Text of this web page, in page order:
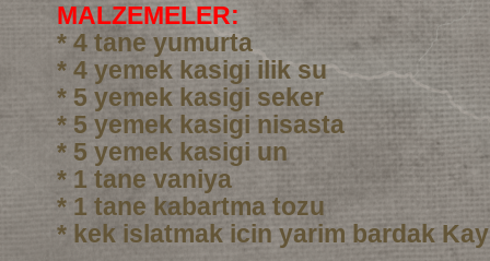
MALZEMELER:
* 4 tane yumurta
* 4 yemek kasigi ilik su
* 5 yemek kasigi seker
* 5 yemek kasigi nisasta
* 5 yemek kasigi un
* 1 tane vaniya
* 1 tane kabartma tozu
* kek islatmak icin yarim bardak